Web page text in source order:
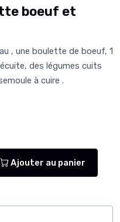
boeuf et
, une boulette de boeuf, 1
des légumes cuits
à cuire .
Ajouter au panier